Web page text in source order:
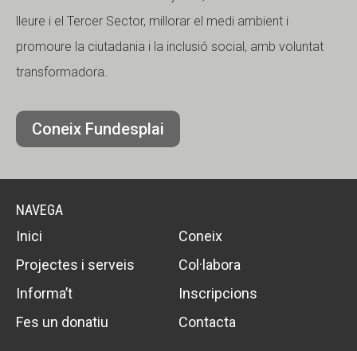
lleure i el Tercer Sector, millorar el medi ambient i
promoure la ciutadania i la inclusió social, amb voluntat
transformadora.
Coneix Fundesplai
NAVEGA
Inici
Coneix
Projectes i serveis
Col·labora
Informa’t
Inscripcions
Fes un donatiu
Contacta